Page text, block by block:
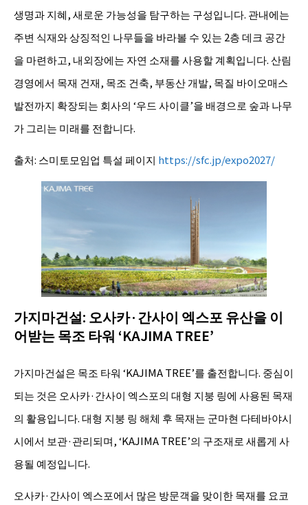
생명과 지혜, 새로운 가능성을 탐구하는 구성입니다. 관내에는
주변 식재와 상징적인 나무들을 바라볼 수 있는 2층 데크 공간
을 마련하고, 내외장에는 자연 소재를 사용할 계획입니다. 산림
경영에서 목재 건재, 목조 건축, 부동산 개발, 목질 바이오매스
발전까지 확장되는 회사의 ‘우드 사이클’을 배경으로 숲과 나무
가 그리는 미래를 전합니다.
출처: 스미토모임업 특설 페이지 https://sfc.jp/expo2027/
가지마건설: 오사카·간사이 엑스포 유산을 이
어받는 목조 타워 ‘KAJIMA TREE’
가지마건설은 목조 타워 ‘KAJIMA TREE’를 출전합니다. 중심이
되는 것은 오사카·간사이 엑스포의 대형 지붕 링에 사용된 목재
의 활용입니다. 대형 지붕 링 해체 후 목재는 군마현 다테바야시
시에서 보관·관리되며, ‘KAJIMA TREE’의 구조재로 새롭게 사
용될 예정입니다.
오사카·간사이 엑스포에서 많은 방문객을 맞이한 목재를 요코